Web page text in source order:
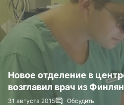
Новое отделение в
возглавил врач из
31 августа 2015 Обсудить